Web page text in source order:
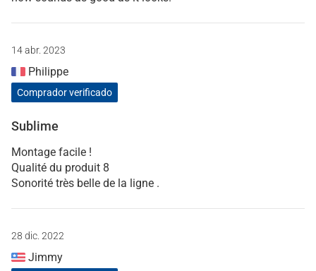
14 abr. 2023
Philippe
Comprador verificado
Sublime
Montage facile !
Qualité du produit 8
Sonorité très belle de la ligne .
28 dic. 2022
Jimmy